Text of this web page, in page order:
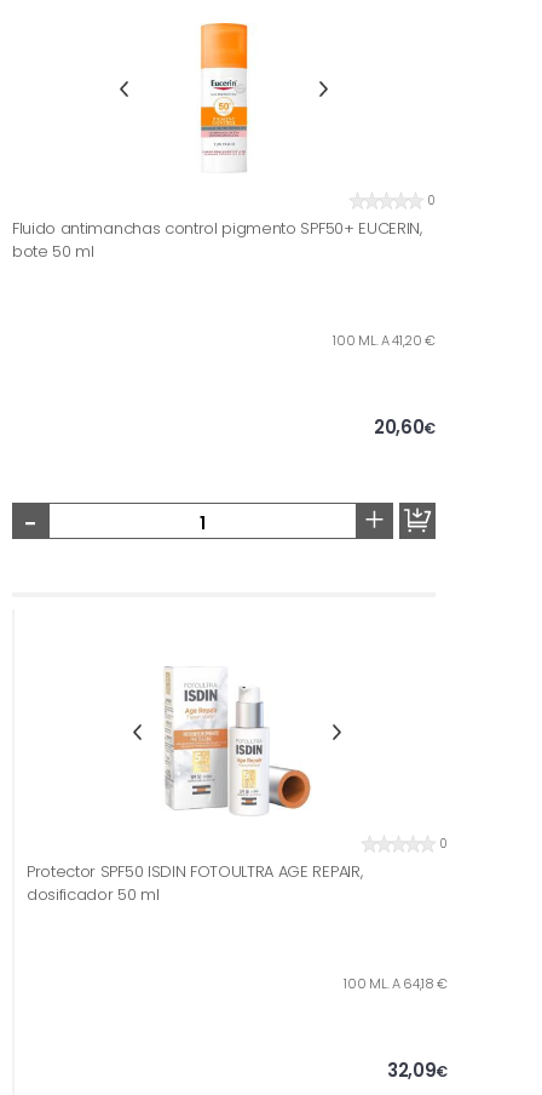
0
Fluido antimanchas control pigmento SPF50+ EUCERIN,
bote 50 ml
100 ML. A 41,20 €
20,60€
- +
0
Protector SPF50 ISDIN FOTOULTRA AGE REPAIR,
dosificador 50 ml
100 ML. A 64,18 €
32,09€